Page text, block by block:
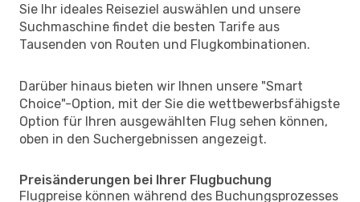
Sie Ihr ideales Reiseziel auswählen und unsere
Suchmaschine findet die besten Tarife aus
Tausenden von Routen und Flugkombinationen.
Darüber hinaus bieten wir Ihnen unsere "Smart
Choice"-Option, mit der Sie die wettbewerbsfähigste
Option für Ihren ausgewählten Flug sehen können,
oben in den Suchergebnissen angezeigt.
Preisänderungen bei Ihrer Flugbuchung
Flugpreise können während des Buchungsprozesses